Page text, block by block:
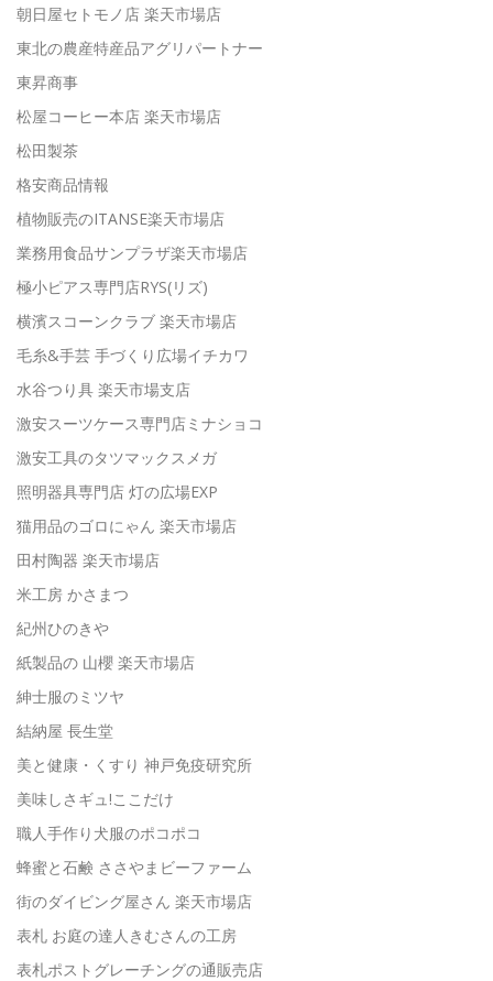
朝日屋セトモノ店 楽天市場店
東北の農産特産品アグリパートナー
東昇商事
松屋コーヒー本店 楽天市場店
松田製茶
格安商品情報
植物販売のITANSE楽天市場店
業務用食品サンプラザ楽天市場店
極小ピアス専門店RYS(リズ)
横濱スコーンクラブ 楽天市場店
毛糸&手芸 手づくり広場イチカワ
水谷つり具 楽天市場支店
激安スーツケース専門店ミナショコ
激安工具のタツマックスメガ
照明器具専門店 灯の広場EXP
猫用品のゴロにゃん 楽天市場店
田村陶器 楽天市場店
米工房 かさまつ
紀州ひのきや
紙製品の 山櫻 楽天市場店
紳士服のミツヤ
結納屋 長生堂
美と健康・くすり 神戸免疫研究所
美味しさギュ!ここだけ
職人手作り犬服のポコポコ
蜂蜜と石鹸 ささやまビーファーム
街のダイビング屋さん 楽天市場店
表札 お庭の達人きむさんの工房
表札ポストグレーチングの通販売店